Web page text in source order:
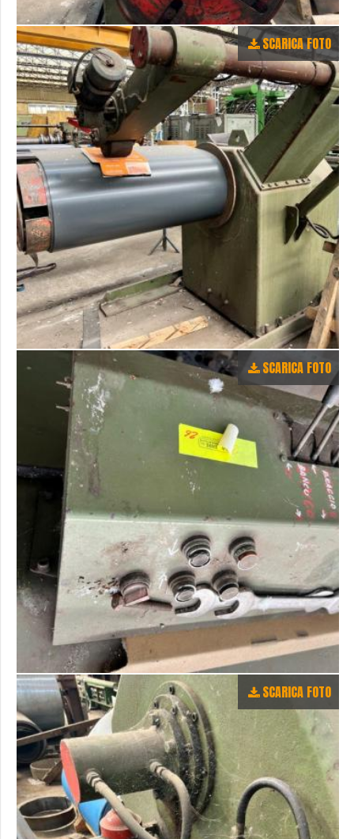
SCARICA FOTO
SCARICA FOTO
SCARICA FOTO